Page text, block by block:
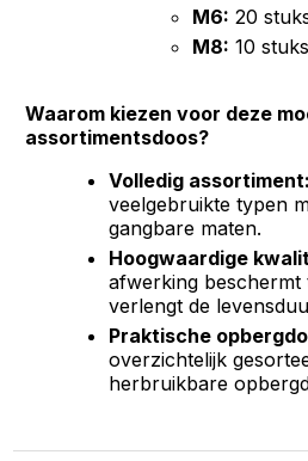
M6: 20
M8: 10 stuks
Waarom kiezen voor deze
assortimentsdoos?
Volledig assortiment:
veelgebruikte typen
gangbare maten.
Hoogwaardige
afwerking beschermt
verlengt de
Praktische
overzichtelijk
herbruikbare